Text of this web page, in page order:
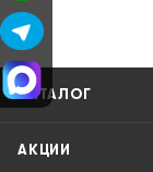
КАТАЛОГ
АКЦИИ